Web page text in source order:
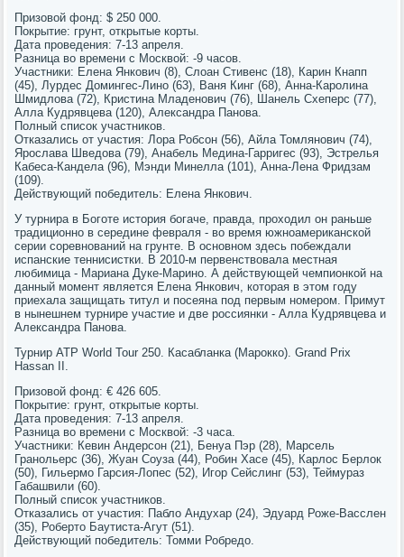
Призовой фонд: $ 250 000.
Покрытие: грунт, открытые корты.
Дата проведения: 7-13 апреля.
Разница во времени с Москвой: -9 часов.
Участники: Елена Янкович (8), Слоан Стивенс (18), Карин Кнапп
(45), Лурдес Домингес-Лино (63), Ваня Кинг (68), Анна-Каролина
Шмидлова (72), Кристина Младенович (76), Шанель Схеперс (77),
Алла Кудрявцева (120), Александра Панова.
Полный список участников.
Отказались от участия: Лора Робсон (56), Айла Томлянович (74),
Ярослава Шведова (79), Анабель Медина-Гарригес (93), Эстрелья
Кабеса-Кандела (96), Мэнди Минелла (101), Анна-Лена Фридзам
(109).
Действующий победитель: Елена Янкович.
У турнира в Боготе история богаче, правда, проходил он раньше
традиционно в середине февраля - во время южноамериканской
серии соревнований на грунте. В основном здесь побеждали
испанские теннисистки. В 2010-м первенствовала местная
любимица - Мариана Дуке-Марино. А действующей чемпионкой на
данный момент является Елена Янкович, которая в этом году
приехала защищать титул и посеяна под первым номером. Примут
в нынешнем турнире участие и две россиянки - Алла Кудрявцева и
Александра Панова.
Турнир ATP World Tour 250. Касабланка (Марокко). Grand Prix
Hassan II.
Призовой фонд: € 426 605.
Покрытие: грунт, открытые корты.
Дата проведения: 7-13 апреля.
Разница во времени с Москвой: -3 часа.
Участники: Кевин Андерсон (21), Бенуа Пэр (28), Марсель
Гранольерс (36), Жуан Соуза (44), Робин Хасе (45), Карлос Берлок
(50), Гильермо Гарсия-Лопес (52), Игор Сейслинг (53), Теймураз
Габашвили (60).
Полный список участников.
Отказались от участия: Пабло Андухар (24), Эдуард Роже-Васслен
(35), Роберто Баутиста-Агут (51).
Действующий победитель: Томми Робредо.